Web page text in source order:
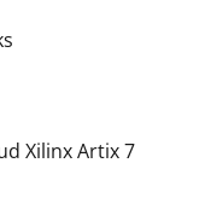
Xilinx Artix 7